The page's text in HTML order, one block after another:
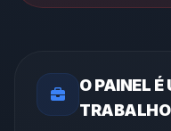
O PAINEL
TRABALHO